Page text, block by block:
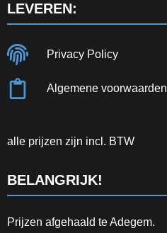
LEVEREN:
Privacy Policy
Algemene voorwaarden
alle prijzen zijn incl. BTW
BELANGRIJK!
Prijzen afgehaald te Adegem.